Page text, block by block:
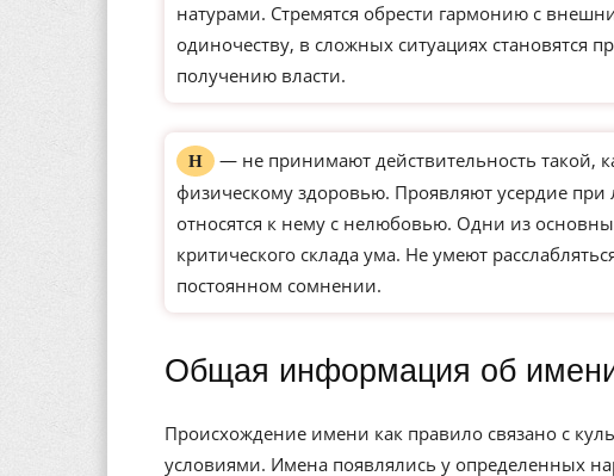
натурами. Стремятся обрести гармонию с
одиночеству, в сложных ситуациях
получению власти.
Н
— не принимают действительность такой,
физическому здоровью. Проявляют усердие
относятся к нему с нелюбовью. Одни из
критического склада ума. Не умеют
постоянном сомнении.
Общая информация об
Происхождение имени как правило связано с
условиями. Имена появлялись у определенных